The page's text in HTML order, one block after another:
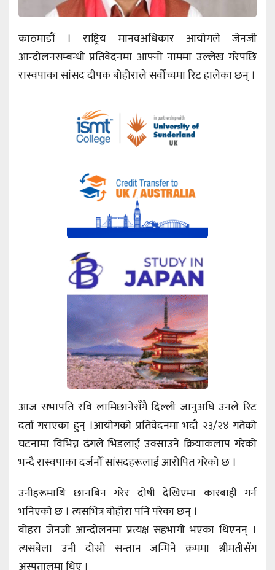
काठमाडौं । राष्ट्रिय मानवअधिकार आयोगले जेनजी
आन्दोलनसम्बन्धी प्रतिवेदनमा आफ्नो नाममा उल्लेख गरेपछि
रास्वपाका सांसद दीपक बोहोराले सर्वोच्चमा रिट हालेका छन् ।
आज सभापति रवि लामिछानेसँगै दिल्ली जानुअघि उनले रिट
दर्ता गराएका हुन् ।आयोगको प्रतिवेदनमा भदौ २३/२४ गतेको
घटनामा विभिन्न ढंगले भिडलाई उक्साउने क्रियाकलाप गरेको
भन्दै रास्वपाका दर्जनौँ सांसदहरूलाई आरोपित गरेको छ ।
उनीहरूमाथि छानबिन गरेर दोषी देखिएमा कारबाही गर्न
भनिएको छ । त्यसभित्र बोहोरा पनि परेका छन् ।
बोहरा जेनजी आन्दोलनमा प्रत्यक्ष सहभागी भएका थिएनन् ।
त्यसबेला उनी दोस्रो सन्तान जन्मिने क्रममा श्रीमतीसँग